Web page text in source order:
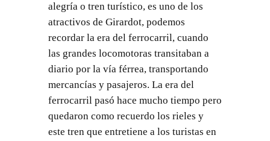
alegría o tren turístico, es uno de los
atractivos de Girardot, podemos
recordar la era del ferrocarril, cuando
las grandes locomotoras transitaban a
diario por la vía férrea, transportando
mercancías y pasajeros. La era del
ferrocarril pasó hace mucho tiempo pero
quedaron como recuerdo los rieles y
este tren que entretiene a los turistas en